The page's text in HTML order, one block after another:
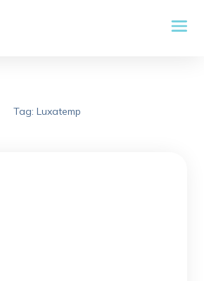
Tag: Luxatemp